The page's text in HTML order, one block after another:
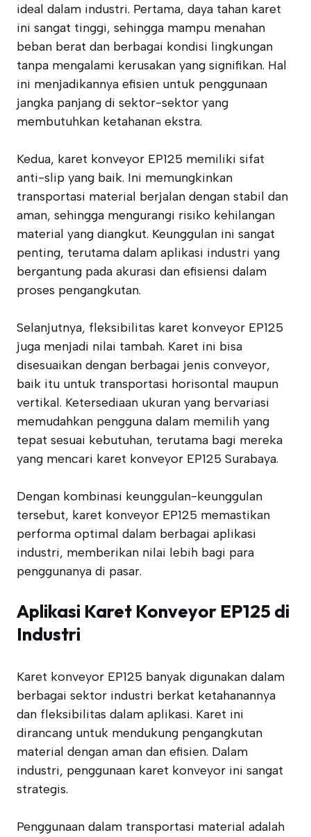
ideal dalam industri. Pertama, daya tahan karet
ini sangat tinggi, sehingga mampu menahan
beban berat dan berbagai kondisi lingkungan
tanpa mengalami kerusakan yang signifikan. Hal
ini menjadikannya efisien untuk penggunaan
jangka panjang di sektor-sektor yang
membutuhkan ketahanan ekstra.
Kedua, karet konveyor EP125 memiliki sifat
anti-slip yang baik. Ini memungkinkan
transportasi material berjalan dengan stabil dan
aman, sehingga mengurangi risiko kehilangan
material yang diangkut. Keunggulan ini sangat
penting, terutama dalam aplikasi industri yang
bergantung pada akurasi dan efisiensi dalam
proses pengangkutan.
Selanjutnya, fleksibilitas karet konveyor EP125
juga menjadi nilai tambah. Karet ini bisa
disesuaikan dengan berbagai jenis conveyor,
baik itu untuk transportasi horisontal maupun
vertikal. Ketersediaan ukuran yang bervariasi
memudahkan pengguna dalam memilih yang
tepat sesuai kebutuhan, terutama bagi mereka
yang mencari karet konveyor EP125 Surabaya.
Dengan kombinasi keunggulan-keunggulan
tersebut, karet konveyor EP125 memastikan
performa optimal dalam berbagai aplikasi
industri, memberikan nilai lebih bagi para
penggunanya di pasar.
Aplikasi Karet Konveyor EP125 di
Industri
Karet konveyor EP125 banyak digunakan dalam
berbagai sektor industri berkat ketahanannya
dan fleksibilitas dalam aplikasi. Karet ini
dirancang untuk mendukung pengangkutan
material dengan aman dan efisien. Dalam
industri, penggunaan karet konveyor ini sangat
strategis.
Penggunaan dalam transportasi material adalah